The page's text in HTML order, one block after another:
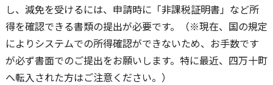
し、減免を受けるには、申請時に「非課税証明書」など所
得を確認できる書類の提出が必要です。（※現在、国の規定
によりシステムでの所得確認ができないため、お手数です
が必ず書面でのご提出をお願いします。特に最近、四万十町
へ転入された方はご注意ください。）